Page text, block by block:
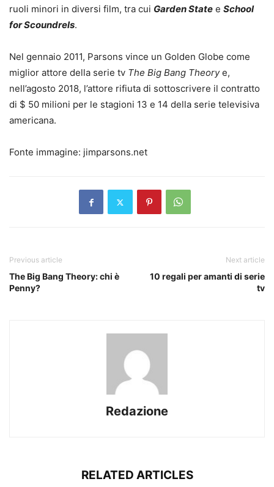
ruoli minori in diversi film, tra cui Garden State e School
for Scoundrels.
Nel gennaio 2011, Parsons vince un Golden Globe come
miglior attore della serie tv The Big Bang Theorye,
nell’agosto 2018, l’attore rifiuta di sottoscrivere il contratto
di $ 50 milioni per le stagioni 13 e 14 della serie televisiva
americana.
Fonte immagine: jimparsons.net
Previous article
The Big Bang Theory: chi è
Penny?
Next article
10 regali per amanti di serie
tv
Redazione
RELATED ARTICLES